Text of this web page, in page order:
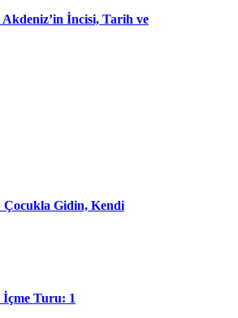
İncisi, Tarih ve
Çocukla Gidin, Kendi
İçme Turu: 1